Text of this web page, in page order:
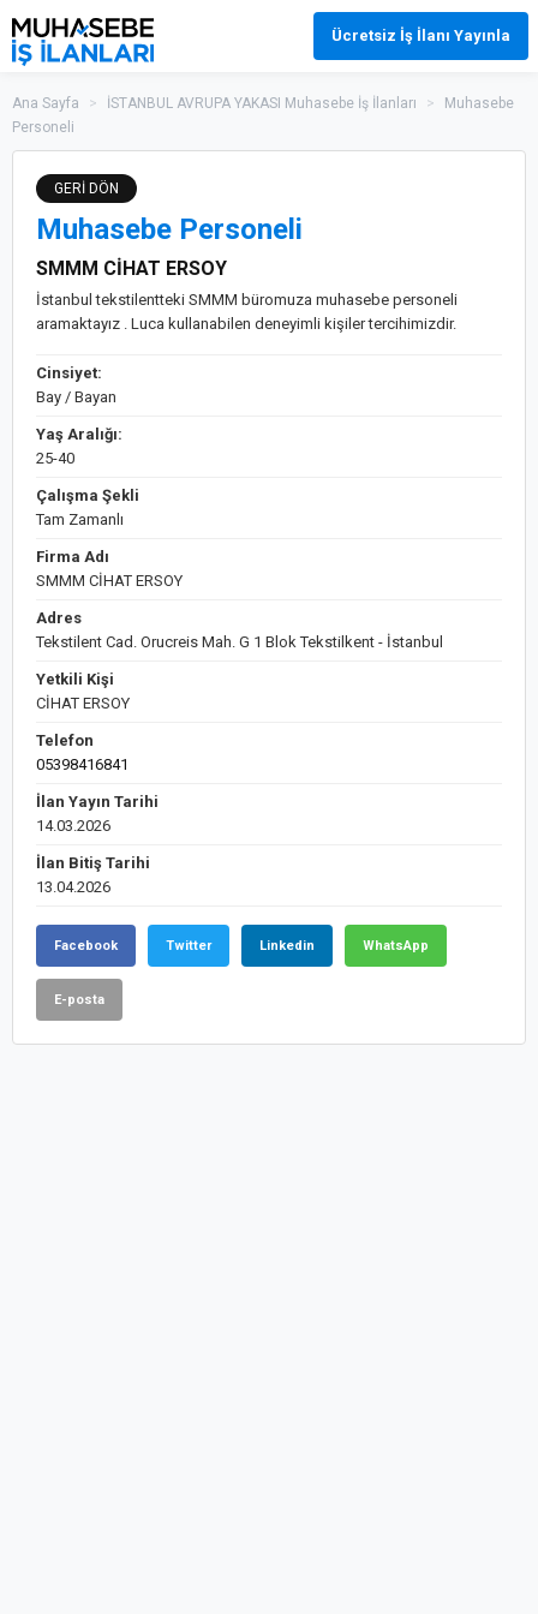
Ücretsiz İş İlanı Yayınla
Ana Sayfa > İSTANBUL AVRUPA YAKASI Muhasebe İş İlanları >
Muhasebe
Personeli
GERİ DÖN
Muhasebe Personeli
SMMM CİHAT ERSOY
İstanbul tekstilentteki SMMM büromuza muhasebe personeli
aramaktayız . Luca kullanabilen deneyimli kişiler tercihimizdir.
Cinsiyet:
Bay / Bayan
Yaş Aralığı:
25-40
Çalışma Şekli
Tam Zamanlı
Firma Adı
SMMM CİHAT ERSOY
Adres
Tekstilent Cad. Orucreis Mah. G 1 Blok Tekstilkent - İstanbul
Yetkili Kişi
CİHAT ERSOY
Telefon
05398416841
İlan Yayın Tarihi
14.03.2026
İlan Bitiş Tarihi
13.04.2026
Facebook Twitter Linkedin WhatsApp
E-posta